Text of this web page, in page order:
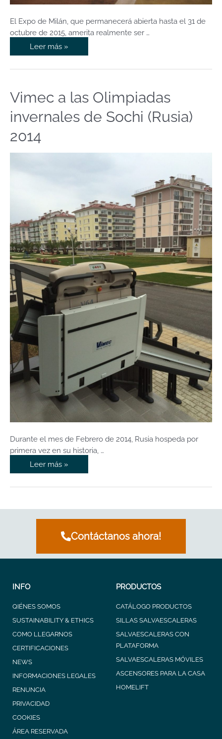
El Expo de Milán, que permanecerá abierta hasta el 31 de
octubre de 2015, amerita realmente ser …
Leer más »
Vimec a las Olimpiadas
invernales de Sochi (Rusia)
2014
Durante el mes de Febrero de 2014, Rusia hospeda por
primera vez en su historia, …
Vimec
a
las
invernales
Leer más »
Contáctanos ahora!
INFO
QIÉNES SOMOS
SUSTAINABILITY & ETHICS
COMO LLEGARNOS
CERTIFICACIONES
NEWS
INFORMACIONES LEGALES
RENUNCIA
PRIVACIDAD
COOKIES
ÁREA RESERVADA
PRODUCTOS
CATÁLOGO PRODUCTOS
SILLAS SALVAESCALERAS
SALVAESCALERAS CON
PLATAFORMA
SALVAESCALERAS MÓVILES
ASCENSORES PARA LA CASA
HOMELIFT